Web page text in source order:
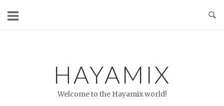
HAYAMIX
Welcome to the Hayamix world!